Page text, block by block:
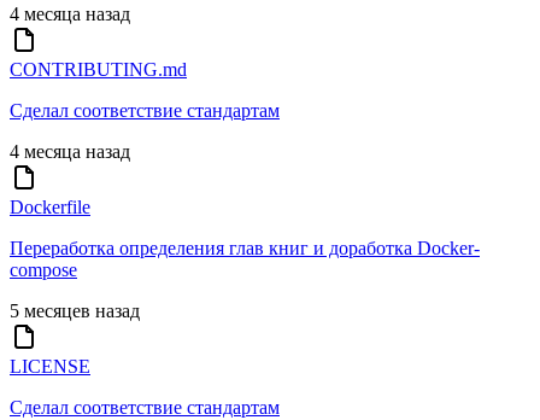
4 месяца назад
CONTRIBUTING.md
Сделал соответствие стандартам
4 месяца назад
Dockerfile
Переработка определения глав книг и доработка Docker-
compose
5 месяцев назад
LICENSE
Сделал соответствие стандартам